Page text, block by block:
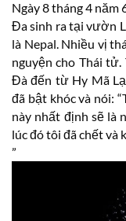
Ngày 8 tháng 4
Đa sinh ra tại vườn
là Nepal. Nhiều vị
nguyện cho Thái
Đà đến từ Hy Mã
đã bật khóc và nói:
này nhất định sẽ là
lúc đó tôi đã chết và
”